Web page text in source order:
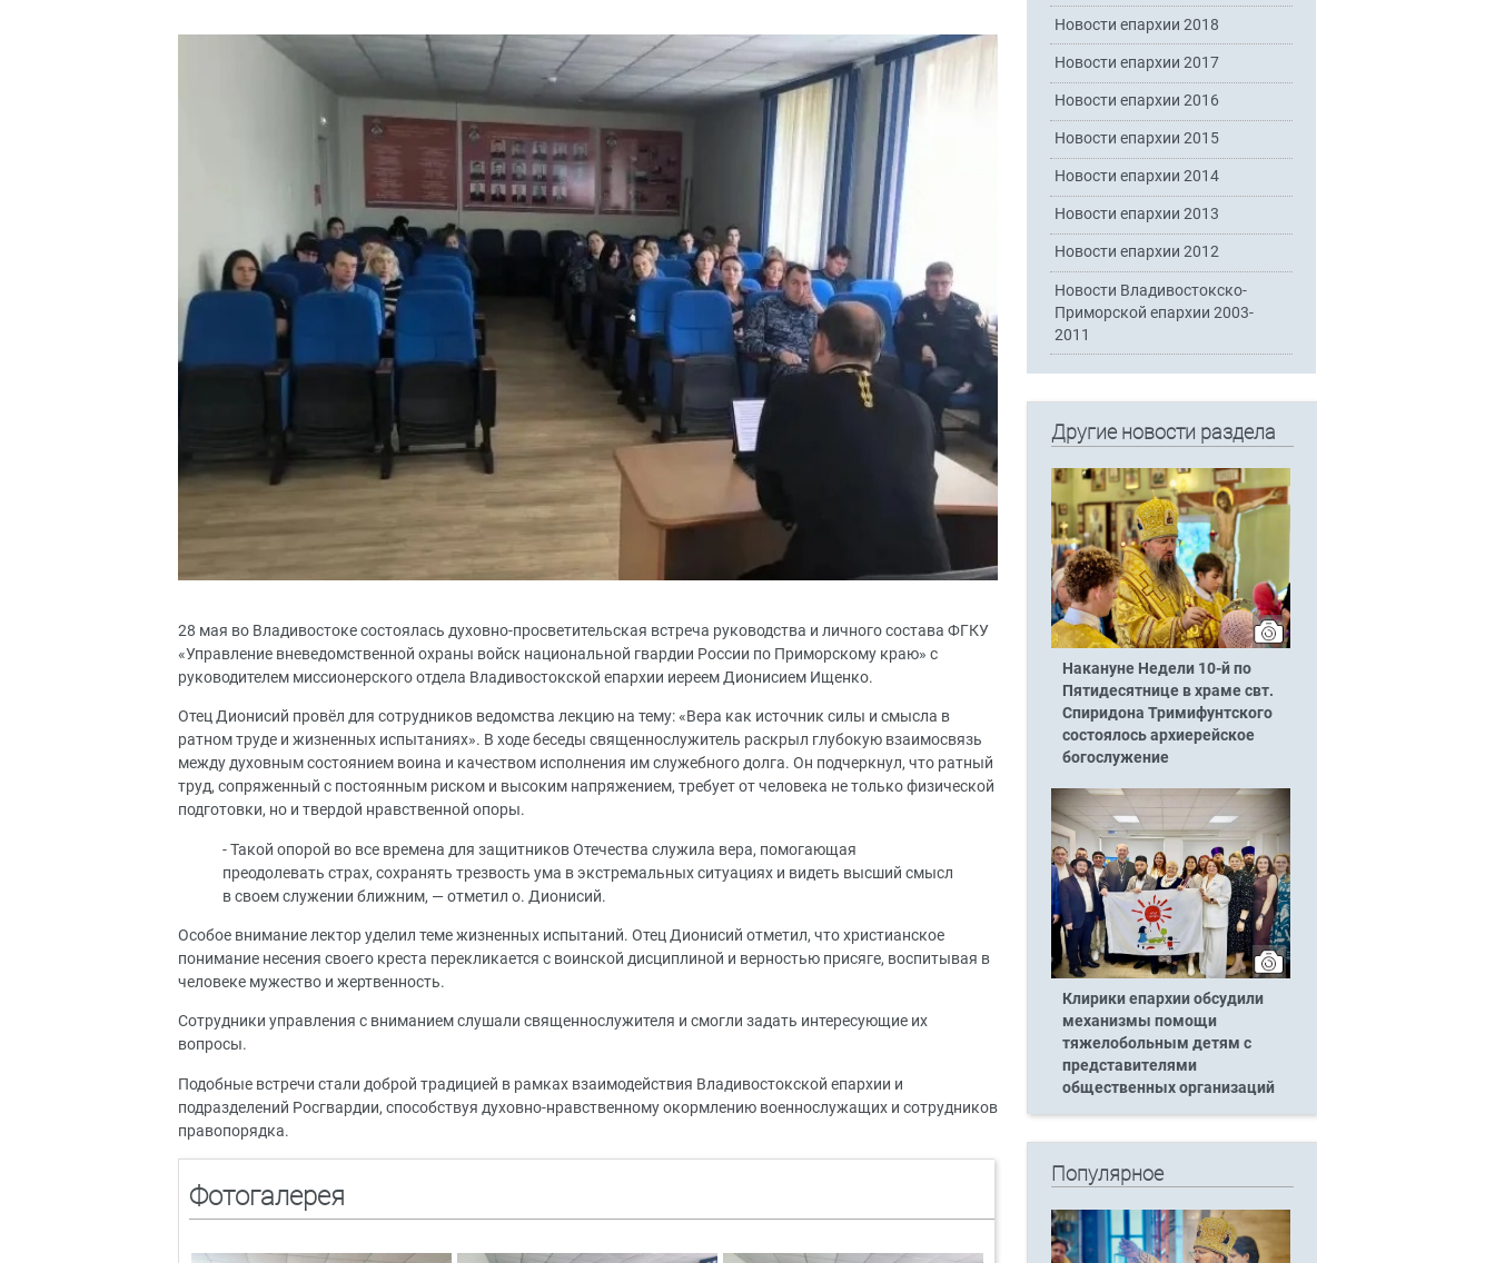
28 мая во Владивостоке состоялась духовно-просветительская встреча руководства и личного состава ФГКУ
«Управление вневедомственной охраны войск национальной гвардии России по Приморскому краю» с
руководителем миссионерского отдела Владивостокской епархии иереем Дионисием Ищенко.
Отец Дионисий провёл для сотрудников ведомства лекцию на тему: «Вера как источник силы и смысла в
ратном труде и жизненных испытаниях». В ходе беседы священнослужитель раскрыл глубокую взаимосвязь
между духовным состоянием воина и качеством исполнения им служебного долга. Он подчеркнул, что ратный
труд, сопряженный с постоянным риском и высоким напряжением, требует от человека не только физической
подготовки, но и твердой нравственной опоры.
- Такой опорой во все времена для защитников Отечества служила вера, помогающая
преодолевать страх, сохранять трезвость ума в экстремальных ситуациях и видеть высший смысл
в своем служении ближним, — отметил о. Дионисий.
Особое внимание лектор уделил теме жизненных испытаний. Отец Дионисий отметил, что христианское
понимание несения своего креста перекликается с воинской дисциплиной и верностью присяге, воспитывая в
человеке мужество и жертвенность.
Сотрудники управления с вниманием слушали священнослужителя и смогли задать интересующие их
вопросы.
Подобные встречи стали доброй традицией в рамках взаимодействия Владивостокской епархии и
подразделений Росгвардии, способствуя духовно-нравственному окормлению военнослужащих и сотрудников
правопорядка.
Фотогалерея
Новости епархии 2018
Новости епархии 2017
Новости епархии 2016
Новости епархии 2015
Новости епархии 2014
Новости епархии 2013
Новости епархии 2012
Новости Владивостокско-
Приморской епархии 2003-
2011
Другие новости раздела
Накануне Недели 10-й по
Пятидесятнице в храме свт.
Спиридона Тримифунтского
состоялось архиерейское
богослужение
Клирики епархии обсудили
механизмы помощи
тяжелобольным детям с
представителями
общественных организаций
Популярное